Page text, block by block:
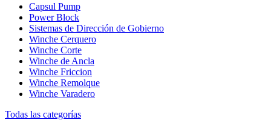
Capsul Pump
Power Block
Sistemas de Dirección de Gobierno
Winche Cerquero
Winche Corte
Winche de Ancla
Winche Friccion
Winche Remolque
Winche Varadero
Todas las categorías